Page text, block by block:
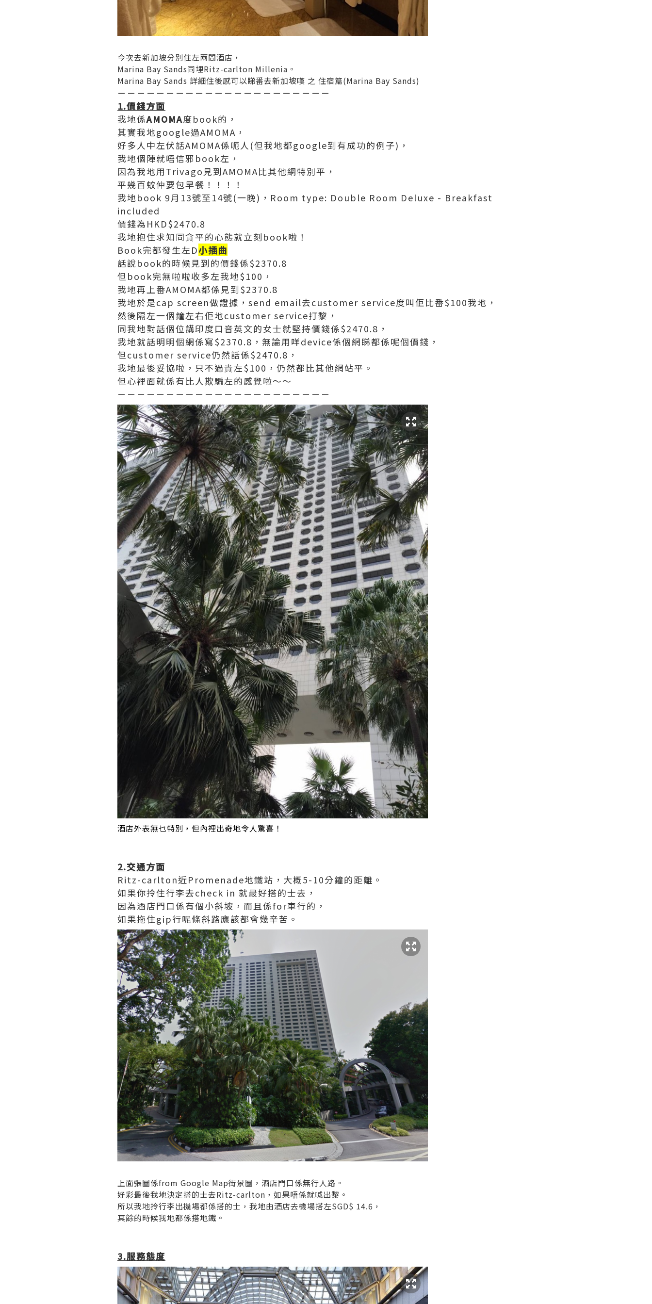
今次去新加坡分別住左兩間酒店，
Marina Bay Sands同埋Ritz-carlton Millenia。
Marina Bay Sands 詳細住後感可以睇番去新加坡嘆 之 住宿篇(Marina Bay Sands)
－－－－－－－－－－－－－－－－－－－－－－
1.價錢方面
我地係AMOMA度book的，
其實我地google過AMOMA，
好多人中左伏話AMOMA係呃人(但我地都google到有成功的例子)，
我地個陣就唔信邪book左，
因為我地用Trivago見到AMOMA比其他網特別平，
平幾百蚊仲要包早餐！！！！
我地book 9月13號至14號(一晚)，Room type: Double Room Deluxe - Breakfast
included
價錢為HKD$2470.8
我地抱住求知同貪平的心態就立刻book啦！
Book完都發生左D小插曲
話說book的時候見到的價錢係$2370.8
但book完無啦啦收多左我地$100，
我地再上番AMOMA都係見到$2370.8
我地於是cap screen做證據，send email去customer service度叫佢比番$100我地，
然後隔左一個鐘左右佢地customer service打黎，
同我地對話個位講印度口音英文的女士就堅持價錢係$2470.8，
我地就話明明個網係寫$2370.8，無論用咩device係個網睇都係呢個價錢，
但customer service仍然話係$2470.8，
我地最後妥協啦，只不過貴左$100，仍然都比其他網站平。
但心裡面就係有比人欺騙左的感覺啦～～
－－－－－－－－－－－－－－－－－－－－－－
酒店外表無乜特別，但內裡出奇地令人驚喜！
2.交通方面
Ritz-carlton近Promenade地鐵站，大概5-10分鐘的距離。
如果你拎住行李去check in 就最好搭的士去，
因為酒店門口係有個小斜坡，而且係for車行的，
如果拖住gip行呢條斜路應該都會幾辛苦。
上面張圖係from Google Map街景圖，酒店門口係無行人路。
好彩最後我地決定搭的士去Ritz-carlton，如果唔係就喊出黎。
所以我地拎行李出機場都係搭的士，我地由酒店去機場搭左SGD$ 14.6，
其餘的時候我地都係搭地鐵。
3.服務態度